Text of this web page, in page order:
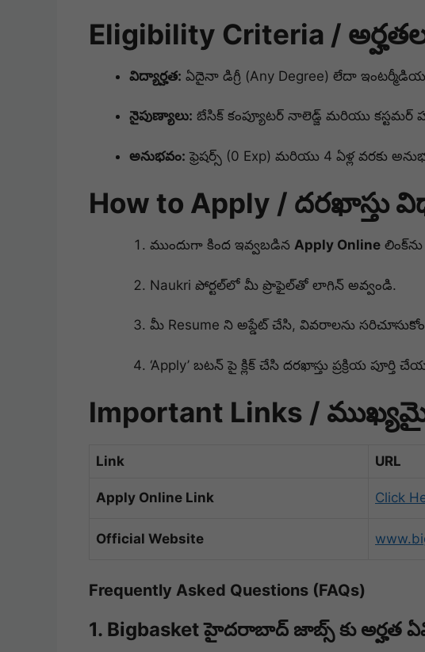
Eligibility Criteria /
విద్యార్హత: ఏదైనా డిగ్రీ (Any Degree) లేదా
నైపుణ్యాలు: బేసిక్ కంప్యూటర్ నాలెడ్జ్ మరియు కస్టమర్
అనుభవం: ఫ్రెషర్స్ (0 Exp) మరియు 4 ఏళ్ల వరకు
How to Apply / దరఖాస్తు
ముందుగా కింద ఇవ్వబడిన Apply Online
Naukri పోర్టల్‌లో మీ ప్రొఫైల్‌తో లాగిన్ అవ్వండి.
మీ Resume ని అప్డేట్ చేసి, వివరాలను
‘Apply’ బటన్ పై క్లిక్ చేసి దరఖాస్తు ప్రక్రియ పూర్తి
Important Links /
Link URL
Apply Online Link Click
Official Website
Frequently Asked Questions (FAQs)
1. Bigbasket హైదరాబాద్ జాబ్స్ కు అర్హత